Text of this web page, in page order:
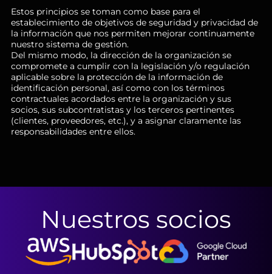
Estos principios se toman como base para el
establecimiento de objetivos de seguridad y privacidad de
la información que nos permiten mejorar continuamente
nuestro sistema de gestión.
Del mismo modo, la dirección de la organización se
compromete a cumplir con la legislación y/o regulación
aplicable sobre la protección de la información de
identificación personal, así como con los términos
contractuales acordados entre la organización y sus
socios, sus subcontratistas y los terceros pertinentes
(clientes, proveedores, etc.), y a asignar claramente las
responsabilidades entre ellos.
Nuestros socios